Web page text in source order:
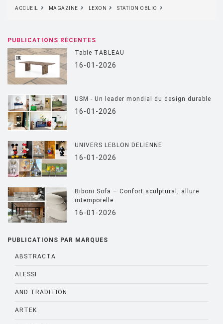
ACCUEIL MAGAZINE LEXON STATION OBLIO
PUBLICATIONS RÉCENTES
Table TABLEAU
16-01-2026
USM - Un leader mondial du design durable
16-01-2026
UNIVERS LEBLON DELIENNE
16-01-2026
Biboni Sofa – Confort sculptural, allure
intemporelle.
16-01-2026
PUBLICATIONS PAR MARQUES
ABSTRACTA
ALESSI
AND TRADITION
ARTEK